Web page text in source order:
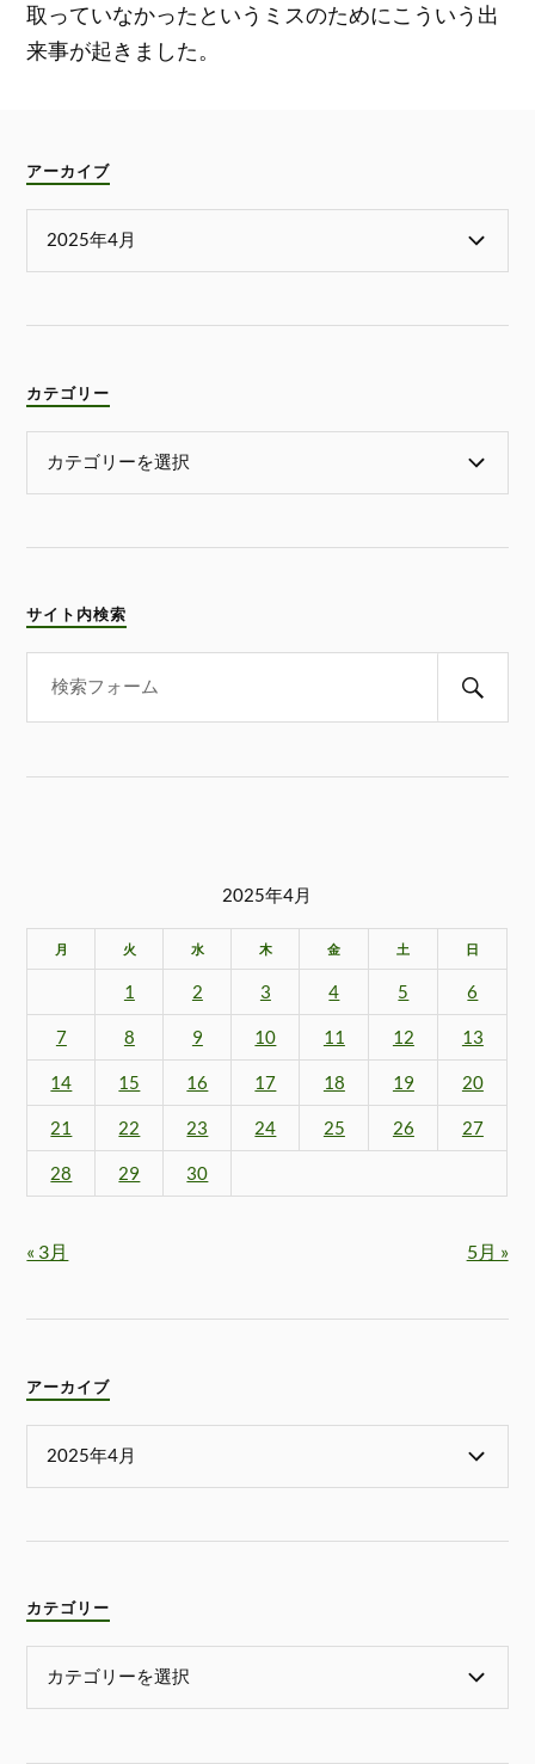
取っていなかったというミスのためにこういう出
来事が起きました。
アーカイブ
カテゴリー
サイト内検索
2025年4月
月 火 水 木 金 土 日
1 2 3 4 5 6
7 8 9 10 11 12 13
14 15 16 17 18 19 20
21 22 23 24 25 26 27
28 29 30
« 3月 5月 »
アーカイブ
カテゴリー